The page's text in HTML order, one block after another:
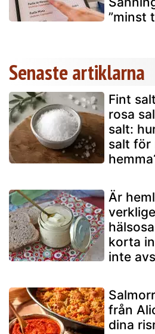
”minst
Senaste artiklarna
Fint
rosa
salt:
salt för
Är
korta
inte
från
dina